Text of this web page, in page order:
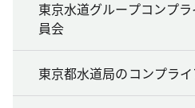
東京水道グループコンプ
員会
東京都水道局のコンプラ